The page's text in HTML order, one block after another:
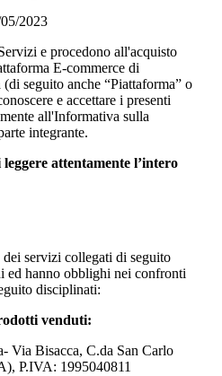
2023
e procedono all'acquisto
E-commerce di
(di seguito anche “Piattaforma” o
e accettare i presenti
all'Informativa sulla
integrante.
attentamente l’intero
servizi collegati di seguito
ed hanno obblighi nei confronti
disciplinati:
venduti:
Via Bisacca, C.da San Carlo
P.IVA: 1995040811